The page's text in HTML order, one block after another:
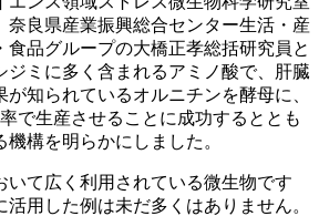
奈良県産業振興総合センター生活・産
食品グループの大橋正孝総括研究員と
ジミに多く含まれるアミノ酸で、肝臓
知られているオルニチンを酵母に、
で生産させることに成功するととも
構を明らかにしました。
て広く利用されている微生物です
用した例は未だ多くはありません。